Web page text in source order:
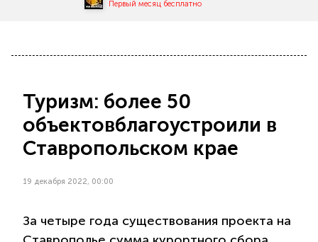
Первый месяц бесплатно
Туризм: более 50
объектовблагоустроили в
Ставропольском крае
19 декабря 2022, 00:00
За четыре года существования проекта на